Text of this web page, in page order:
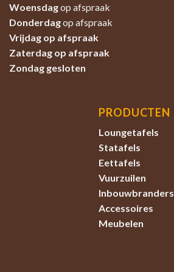
Woensdagop afspraak
Donderdagop afspraak
Vrijdag op afspraak
Zaterdag op afspraak
Zondag gesloten
PRODUCTEN
Loungetafels
Statafels
Eettafels
Vuurzuilen
Inbouwbranders
Accessoires
Meubelen